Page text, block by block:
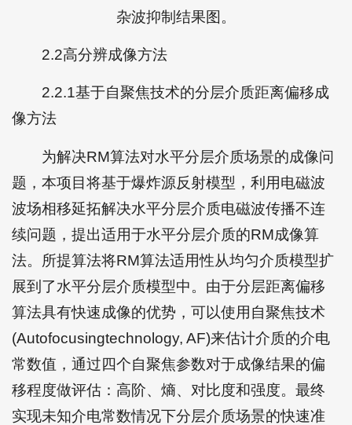
杂波抑制结果图。
2.2高分辨成像方法
2.2.1基于自聚焦技术的分层介质距离偏移成
像方法
为解决RM算法对水平分层介质场景的成像问
题，本项目将基于爆炸源反射模型，利用电磁波
波场相移延拓解决水平分层介质电磁波传播不连
续问题，提出适用于水平分层介质的RM成像算
法。所提算法将RM算法适用性从均匀介质模型扩
展到了水平分层介质模型中。由于分层距离偏移
算法具有快速成像的优势，可以使用自聚焦技术
(Autofocusingtechnology, AF)来估计介质的介电
常数值，通过四个自聚焦参数对于成像结果的偏
移程度做评估：高阶、熵、对比度和强度。最终
实现未知介电常数情况下分层介质场景的快速准